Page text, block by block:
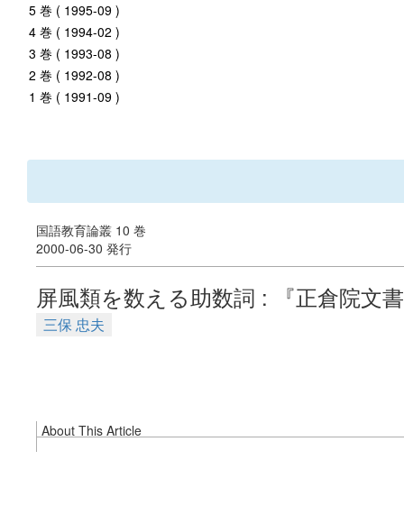
5 巻 ( 1995-09 )
4 巻 ( 1994-02 )
3 巻 ( 1993-08 )
2 巻 ( 1992-08 )
1 巻 ( 1991-09 )
国語教育論叢 10 巻
2000-06-30 発行
屏風類を数える助数詞 : 『正倉院文
三保 忠夫
About This Article